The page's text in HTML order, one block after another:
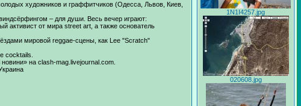
художников и граффитчиков (Одесса, Львов, Киев,
– для души. Весь вечер играют:
активист от мира street art, а также основатель
мировой reggae-сцены, как Lee "Scratch"
cocktails.
на clash-mag.livejournal.com.
1N1I4257.jpg
020608.jpg